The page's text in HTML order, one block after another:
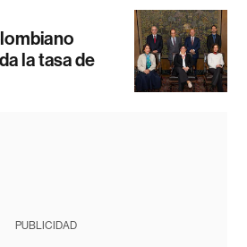
la tasa de
PUBLICIDAD